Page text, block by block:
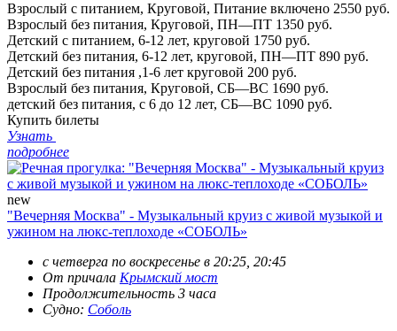
Взрослый с питанием, Круговой, Питание включено 2550 руб.
Взрослый без питания, Круговой, ПН—ПТ 1350 руб.
Детский с питанием, 6-12 лет, круговой 1750 руб.
Детский без питания, 6-12 лет, круговой, ПН—ПТ 890 руб.
Детский без питания ,1-6 лет круговой 200 руб.
Взрослый без питания, Круговой, СБ—ВС 1690 руб.
детский без питания, с 6 до 12 лет, СБ—ВС 1090 руб.
Купить билеты
Узнать
подробнее
new
"Вечерняя Москва" - Музыкальный круиз с живой музыкой и
ужином на люкс-теплоходе «СОБОЛЬ»
с четверга по воскресенье в 20:25, 20:45
От причала Крымский мост
Продолжительность 3 часа
Судно: Соболь